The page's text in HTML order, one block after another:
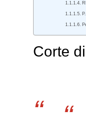
Corte di